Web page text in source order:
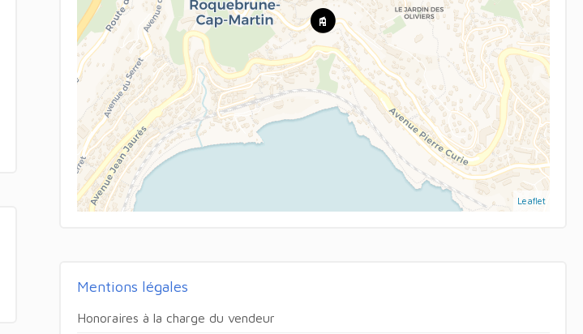
Leaflet
Mentions légales
Honoraires à la charge du vendeur